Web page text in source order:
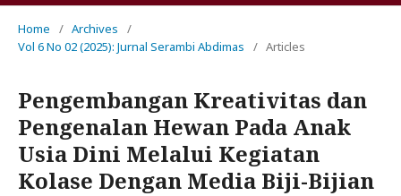
Home / Archives
/
Vol 6 No 02 (2025): Jurnal Serambi Abdimas
/ Articles
Pengembangan Kreativitas dan
Pengenalan Hewan Pada Anak
Usia Dini Melalui Kegiatan
Kolase Dengan Media Biji-Bijian